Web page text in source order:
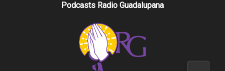
Podcasts Radio Guadalupana